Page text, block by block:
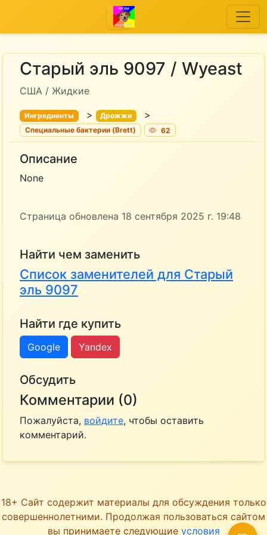
Старый эль 9097 / Wyeast
США / Жидкие
Ингредиенты > Дрожжи >
Специальные бактерии (Brett) 62
Описание
None
Страница обновлена 18 сентября 2025 г. 19:48
Найти чем заменить
Список заменителей для Старый
эль 9097
Найти где купить
Google Yandex
Обсудить
Комментарии (0)
Пожалуйста, войдите, чтобы оставить
комментарий.
18+ Сайт содержит материалы для обсуждения только
совершеннолетними. Продолжая пользоваться сайтом
вы принимаете следующие условия